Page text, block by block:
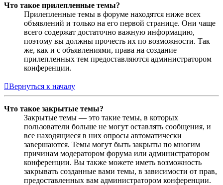
Что такое прилепленные темы?
Прилепленные темы в форуме находятся ниже всех
объявлений и только на его первой странице. Они чаще
всего содержат достаточно важную информацию,
поэтому вы должны прочесть их по возможности. Так
же, как и с объявлениями, права на создание
прилепленных тем предоставляются администратором
конференции.
Вернуться к началу
Что такое закрытые темы?
Закрытые темы — это такие темы, в которых
пользователи больше не могут оставлять сообщения, и
все находящиеся в них опросы автоматически
завершаются. Темы могут быть закрыты по многим
причинам модератором форума или администратором
конференции. Вы также можете иметь возможность
закрывать созданные вами темы, в зависимости от прав,
предоставленных вам администратором конференции.